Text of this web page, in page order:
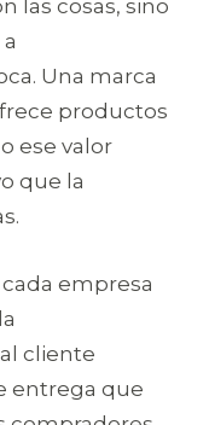
las cosas, sino
Una marca
productos
ese valor
que la
empresa
cliente
entrega que